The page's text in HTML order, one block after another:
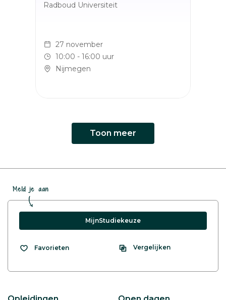
Radboud Universiteit
27 november
10:00 - 16:00 uur
Nijmegen
Toon meer
Meld je aan
MijnStudiekeuze
Favorieten Vergelijken